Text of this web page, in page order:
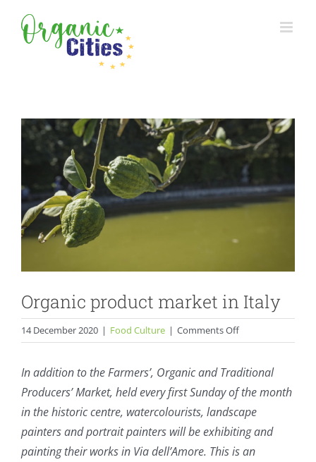
content
View
Larger
Image
Organic product market in Italy
14 December 2020 | Food Culture | Comments Offon
Organic
market
in
Italy
In addition to the Farmers’, Organic and Traditional
Producers’ Market, held every first Sunday of the month
in the historic centre, watercolourists, landscape
painters and portrait painters will be exhibiting and
painting their works in Via dell’Amore. This is an